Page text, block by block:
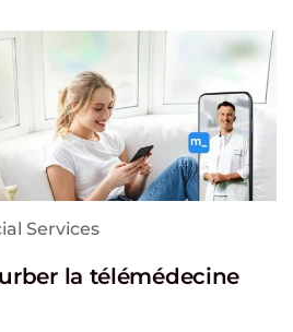
Services
la télémédecine